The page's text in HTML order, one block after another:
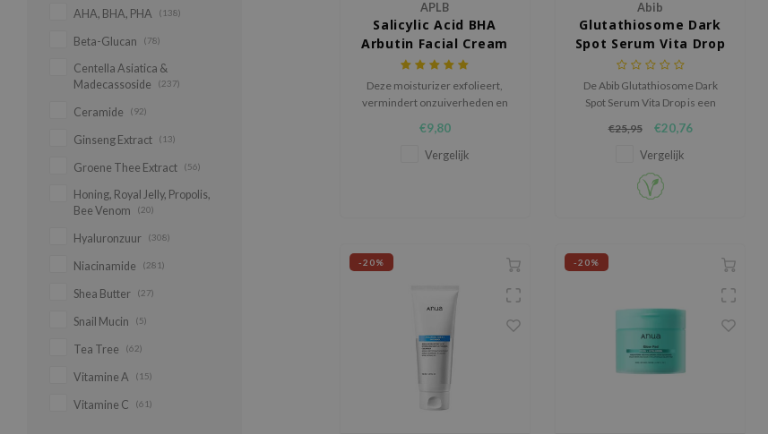
AHA, BHA, PHA (138)
Beta-Glucan (78)
Centella Asiatica &
Madecassoside
(237)
Ceramide (92)
Ginseng Extract (13)
Groene Thee Extract (56)
Honing, Royal Jelly, Propolis,
Bee Venom
(20)
Hyaluronzuur (308)
Niacinamide (281)
Shea Butter (27)
Snail Mucin (5)
Tea Tree (62)
Vitamine A (15)
Vitamine C (61)
APLB
Salicylic Acid BHA
Arbutin Facial Cream
Deze moisturizer exfolieert,
vermindert onzuiverheden en
combinatie van salicylzuur en
arbutine.
€9,80
Vergelijk
Abib
Glutathiosome Dark
Spot Serum Vita Drop
De Abib Glutathiosome Dark
Spot Serum Vita Drop is een
ontwikkeld is om effectief
donkere vlekken en een
ongelijkmatige huidtint te
verminderen.
€25,95 €20,76
Vergelijk
-20% -20%